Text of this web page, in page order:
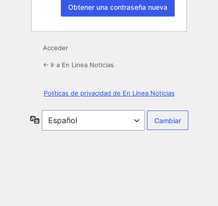
Acceder
← Ir a En Linea Noticias
Políticas de privacidad de En Línea Noticias
Idioma